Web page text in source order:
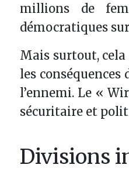
millions de
démocratiques
Mais surtout, cela
les conséquences
l’ennemi. Le «
sécuritaire et
Divisions